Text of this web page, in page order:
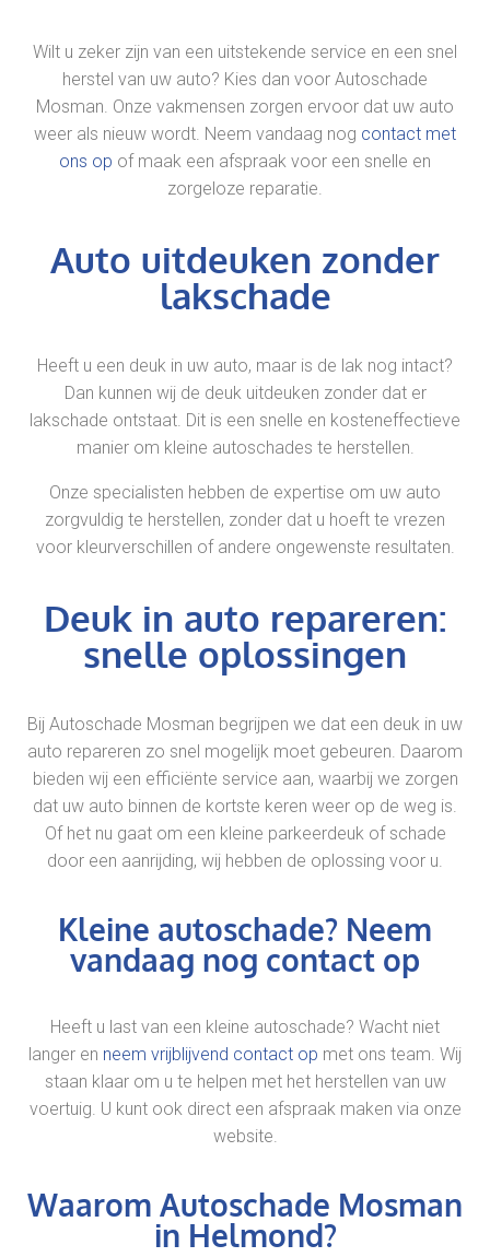
Wilt u zeker zijn van een uitstekende service en een snel
herstel van uw auto? Kies dan voor Autoschade
Mosman. Onze vakmensen zorgen ervoor dat uw auto
weer als nieuw wordt. Neem vandaag nog contact met
ons op of maak een afspraak voor een snelle en
zorgeloze reparatie.
Auto uitdeuken zonder
lakschade
Heeft u een deuk in uw auto, maar is de lak nog intact?
Dan kunnen wij de deuk uitdeuken zonder dat er
lakschade ontstaat. Dit is een snelle en kosteneffectieve
manier om kleine autoschades te herstellen.
Onze specialisten hebben de expertise om uw auto
zorgvuldig te herstellen, zonder dat u hoeft te vrezen
voor kleurverschillen of andere ongewenste resultaten.
Deuk in auto repareren:
snelle oplossingen
Bij Autoschade Mosman begrijpen we dat een deuk in uw
auto repareren zo snel mogelijk moet gebeuren. Daarom
bieden wij een efficiënte service aan, waarbij we zorgen
dat uw auto binnen de kortste keren weer op de weg is.
Of het nu gaat om een kleine parkeerdeuk of schade
door een aanrijding, wij hebben de oplossing voor u.
Kleine autoschade? Neem
vandaag nog contact op
Heeft u last van een kleine autoschade? Wacht niet
langer en neem vrijblijvend contact op met ons team. Wij
staan klaar om u te helpen met het herstellen van uw
voertuig. U kunt ook direct een afspraak maken via onze
website.
Waarom Autoschade Mosman
in Helmond?